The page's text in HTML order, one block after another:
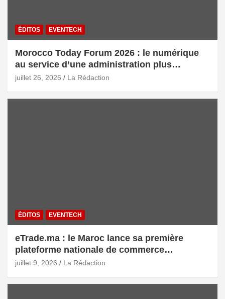
ÉDITOS EVENTECH
Morocco Today Forum 2026 : le numérique
au service d’une administration plus
intelligente
juillet 26, 2026 La Rédaction
ÉDITOS EVENTECH
eTrade.ma : le Maroc lance sa première
plateforme nationale de commerce
électronique B2B pour accélérer les
juillet 9, 2026 La Rédaction